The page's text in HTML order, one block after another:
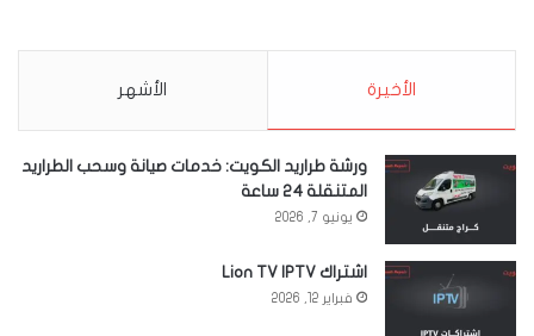
الأخيرة الأشهر
ورشة طراريد الكويت: خدمات صيانة وسحب الطراريد
المتنقلة 24 ساعة
يونيو 7, 2026
اشتراك Lion TV IPTV
فبراير 12, 2026